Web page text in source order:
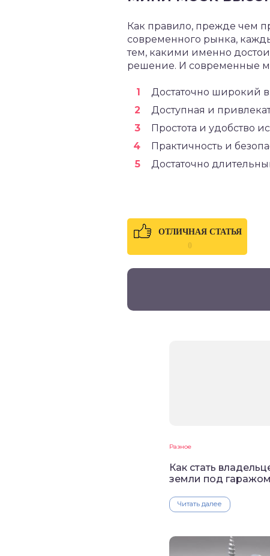
Как правило, прежде чем
современного рынка,
тем, какими именно
решение. И современные
Достаточно широкий
Доступная и
Простота и удобство
Практичность и
Достаточно
ОТЛИЧНАЯ СТАТЬЯ
0
Разное
Как стать
земли под гаражом
Читать далее